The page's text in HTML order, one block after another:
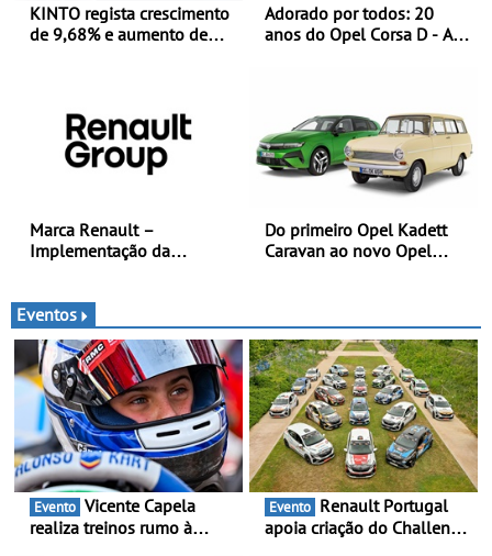
KINTO regista crescimento
de 9,68% e aumento de
Adorado por todos: 20
anos do Opel Corsa D - A
Automóvel Britânico, em
Londres
Marca Renault –
Implementação da
eletrificação e criação de
valor
Do primeiro Opel Kadett
Caravan ao novo Opel
Eventos
Evento
realiza treinos rumo à
Evento
apoia criação do Challenge